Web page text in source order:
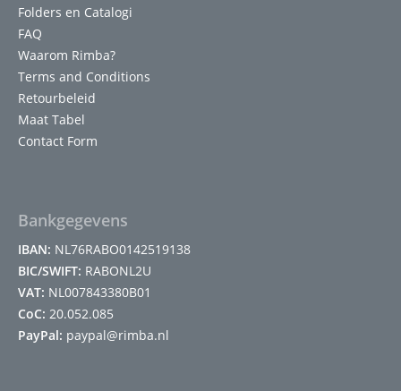
Folders en Catalogi
FAQ
Waarom Rimba?
Terms and Conditions
Retourbeleid
Maat Tabel
Contact Form
Bankgegevens
IBAN: NL76RABO0142519138
BIC/SWIFT: RABONL2U
VAT: NL007843380B01
CoC: 20.052.085
PayPal: paypal@rimba.nl